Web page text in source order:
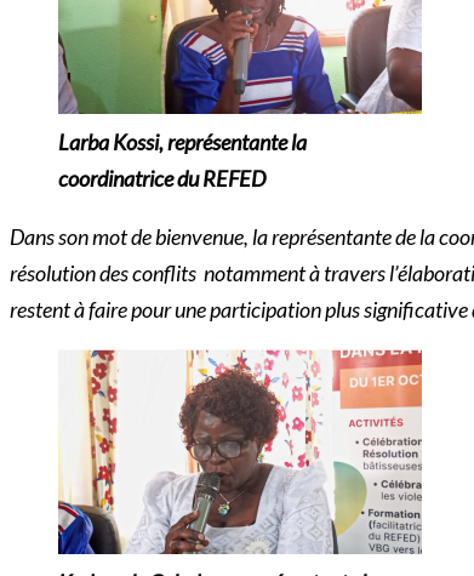
Larba Kossi, représentante la
coordinatrice du REFED
Dans son mot de bienvenue, la représentante de la
résolution des conflits notamment à travers
restent à faire pour une participation plus significative